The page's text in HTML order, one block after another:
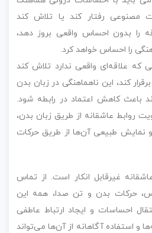
رفتار کند یا تلاش کند
را بدون احساس واقعی بروز دهد،
را احساس خواهد کرد.
که علاقه‌ای واقعی ندارد تلاش کند
کند، این ناهماهنگی در زبان بدن
باعث کاهش اعتماد در رابطه شود.
روابط عاشقانه از طریق زبان بدن،
طبیعی آن‌ها از طریق حرکات
غیرقابل انکار است. از تماس
حرکات بدن و تن صدا، همه این
احساسات و ایجاد ارتباط عاطفی
استفاده آگاهانه از آن‌ها می‌تواند